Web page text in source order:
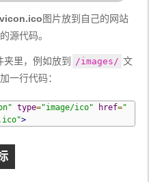
图片放到自己的网站
源代码。
夹里，例如放到 /images/ 文
一行代码：
type="image/ico" href="
>